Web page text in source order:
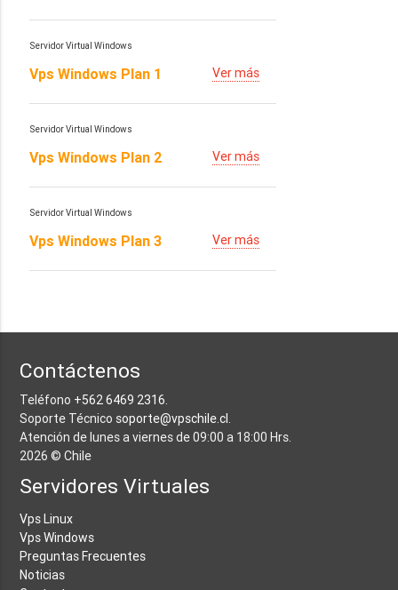
Servidor Virtual Windows
Vps Windows Plan 1 Ver más
Servidor Virtual Windows
Vps Windows Plan 2 Ver más
Servidor Virtual Windows
Vps Windows Plan 3 Ver más
Contáctenos
Teléfono +562 6469 2316
Soporte Técnico soporte@vpschile.cl
Atención de lunes a viernes de 09:00 a 18:00 Hrs.
2026 © Chile
Servidores Virtuales
Vps Linux
Vps Windows
Preguntas Frecuentes
Noticias